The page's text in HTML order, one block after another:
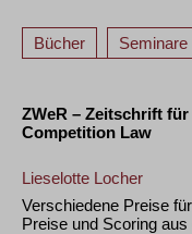
Bücher Seminare
ZWeR – Zeitschrift
Competition Law
Lieselotte Locher
Verschiedene Preise
Preise und Scoring